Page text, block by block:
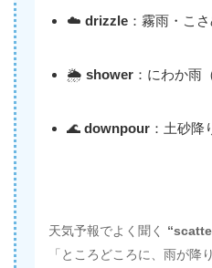
☁️ drizzle ：霧雨・こ
🌦️ shower ：にわか雨
🌊 downpour ：土砂降
天気予報でよく聞く
「ところどころに、雨が降